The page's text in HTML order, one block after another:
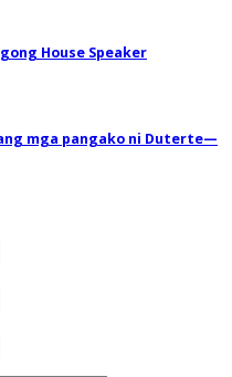
House Speaker
mga pangako ni Duterte—